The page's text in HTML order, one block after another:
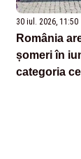
30 iul. 2026, 11:50
România
șomeri în
categoria